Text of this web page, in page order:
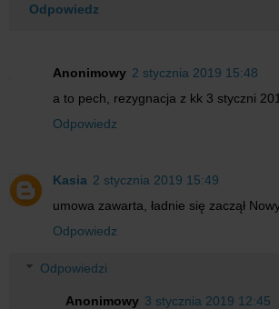
Odpowiedz
Anonimowy 2 stycznia 2019 15:48
a to pech, rezygnacja z kk 3 styczni
Odpowiedz
Kasia 2 stycznia 2019 15:49
umowa zawarta, ładnie się zaczął
Odpowiedz
Odpowiedzi
Anonimowy 3 stycznia 2019 12:45